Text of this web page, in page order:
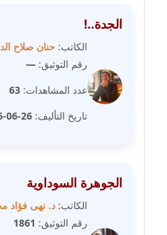
مدونة عفاف حسين
مدونة علا ابو السعادات
الجدة..!
الكاتب: حنان صلاح
رقم التوثيق: —
عدد المشاهدات: 63
تاريخ التأليف: 26-06-2026
الجوهرة السوداوية
الكاتب: د. نهى فؤاد
رقم التوثيق: 1861